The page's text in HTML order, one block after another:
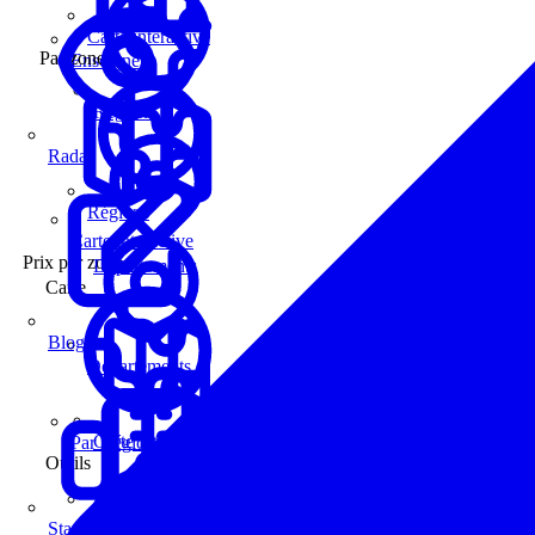
Enseignes
Carte interactive
Prix par zone
Par Région
Régions
Départements
Carte
Carte interactive
Outils
Carte interactive
Par zone
Régions
Départements
Radar
Blog
Statistiques